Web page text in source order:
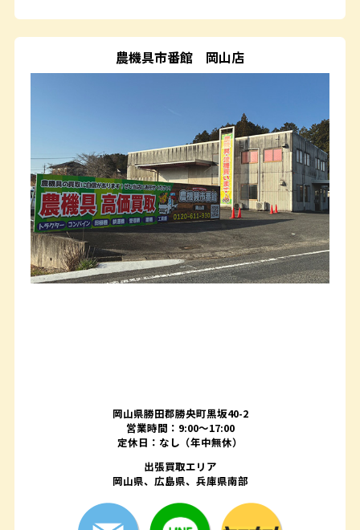
農機具市番館 岡山店
岡山県勝田郡勝央町黒坂40-2
営業時間：9:00～17:00
定休日：なし（年中無休）
出張買取エリア
岡山県、広島県、兵庫県南部